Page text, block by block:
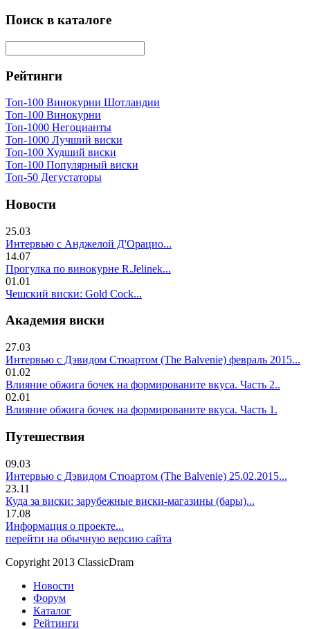
Поиск в каталоге
Рейтинги
Топ-100 Винокурни Шотландии
Топ-100 Винокурни
Топ-1000 Негоцианты
Топ-1000 Лучший виски
Топ-100 Худший виски
Топ-100 Популярный виски
Топ-50 Дегустаторы
Новости
25.03
Интервью с Анджелой Д'Орацио...
14.07
Прогулка по винокурне R.Jelinek...
01.01
Чешский виски: Gold Cock...
Академия виски
27.03
Интервью с Дэвидом Стюартом (The Balvenie) февраль 2015...
01.02
Влияние обжига бочек на формированите вкуса. Часть 2..
02.01
Влияние обжига бочек на формированите вкуса. Часть 1.
Путешествия
09.03
Интервью с Дэвидом Стюартом (The Balvenie) 25.02.2015...
23.11
Куда за виски: зарубежные виски-магазины (бары)...
17.08
Информация о проекте...
перейти на обычную версию сайта
Copyright 2013 ClassicDram
Новости
Форум
Каталог
Рейтинги